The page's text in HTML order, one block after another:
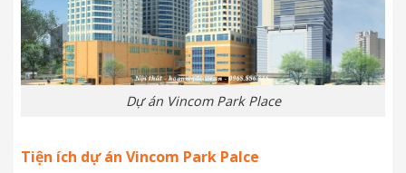
Dự án Vincom Park Place
Tiện ích dự án Vincom Park Palce